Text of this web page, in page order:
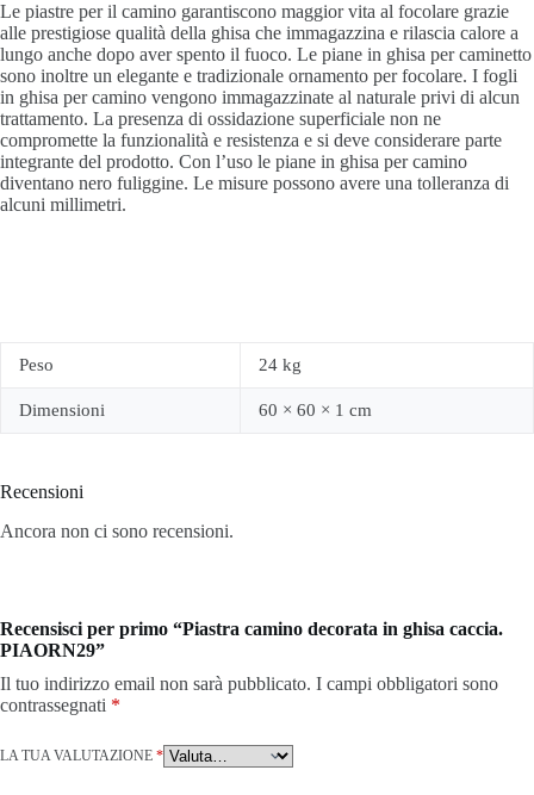
Le piastre per il camino garantiscono maggior vita al focolare grazie
alle prestigiose qualità della ghisa che immagazzina e rilascia calore a
lungo anche dopo aver spento il fuoco. Le piane in ghisa per caminetto
sono inoltre un elegante e tradizionale ornamento per focolare. I fogli
in ghisa per camino vengono immagazzinate al naturale privi di alcun
trattamento. La presenza di ossidazione superficiale non ne
compromette la funzionalità e resistenza e si deve considerare parte
integrante del prodotto. Con l’uso le piane in ghisa per camino
diventano nero fuliggine. Le misure possono avere una tolleranza di
alcuni millimetri.
Peso 24 kg
Dimensioni 60 × 60 × 1 cm
Recensioni
Ancora non ci sono recensioni.
Recensisci per primo “Piastra camino decorata in ghisa caccia.
PIAORN29”
Il tuo indirizzo email non sarà pubblicato. I campi obbligatori sono
contrassegnati *
LA TUA VALUTAZIONE *